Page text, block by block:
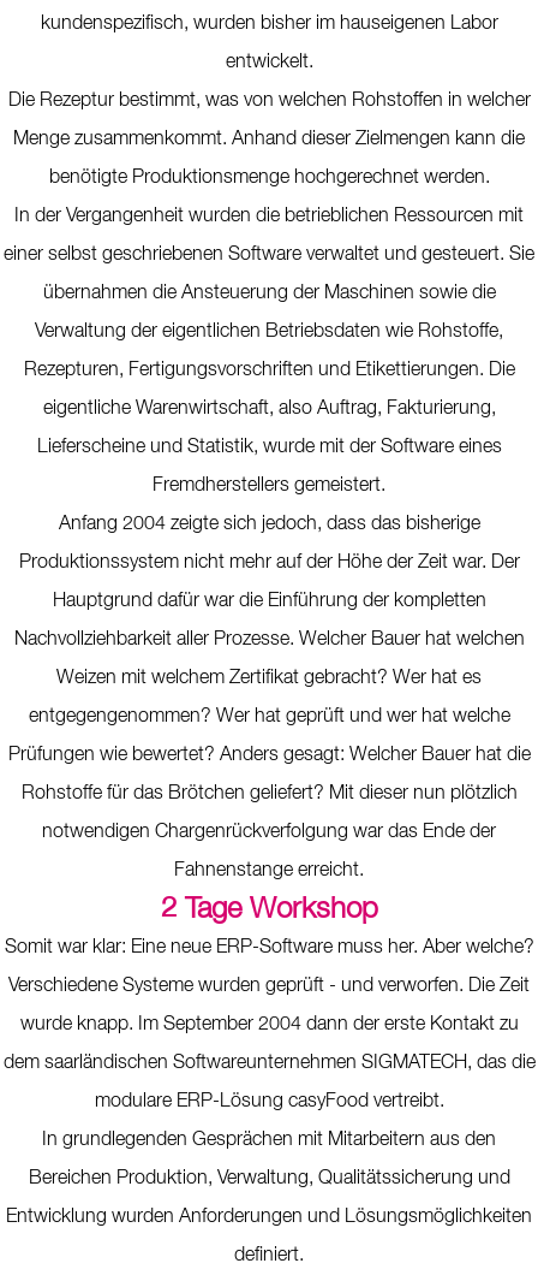
kundenspezifisch, wurden bisher im hauseigenen Labor
entwickelt.
Die Rezeptur bestimmt, was von welchen Rohstoffen in welcher
Menge zusammenkommt. Anhand dieser Zielmengen kann die
benötigte Produktionsmenge hochgerechnet werden.
In der Vergangenheit wurden die betrieblichen Ressourcen mit
einer selbst geschriebenen Software verwaltet und gesteuert. Sie
übernahmen die Ansteuerung der Maschinen sowie die
Verwaltung der eigentlichen Betriebsdaten wie Rohstoffe,
Rezepturen, Fertigungsvorschriften und Etikettierungen. Die
eigentliche Warenwirtschaft, also Auftrag, Fakturierung,
Lieferscheine und Statistik, wurde mit der Software eines
Fremdherstellers gemeistert.
Anfang 2004 zeigte sich jedoch, dass das bisherige
Produktionssystem nicht mehr auf der Höhe der Zeit war. Der
Hauptgrund dafür war die Einführung der kompletten
Nachvollziehbarkeit aller Prozesse. Welcher Bauer hat welchen
Weizen mit welchem Zertifikat gebracht? Wer hat es
entgegengenommen? Wer hat geprüft und wer hat welche
Prüfungen wie bewertet? Anders gesagt: Welcher Bauer hat die
Rohstoffe für das Brötchen geliefert? Mit dieser nun plötzlich
notwendigen Chargenrückverfolgung war das Ende der
Fahnenstange erreicht.
2 Tage Workshop
Somit war klar: Eine neue ERP-Software muss her. Aber welche?
Verschiedene Systeme wurden geprüft - und verworfen. Die Zeit
wurde knapp. Im September 2004 dann der erste Kontakt zu
dem saarländischen Softwareunternehmen SIGMATECH, das die
modulare ERP-Lösung casyFood vertreibt.
In grundlegenden Gesprächen mit Mitarbeitern aus den
Bereichen Produktion, Verwaltung, Qualitätssicherung und
Entwicklung wurden Anforderungen und Lösungsmöglichkeiten
definiert.